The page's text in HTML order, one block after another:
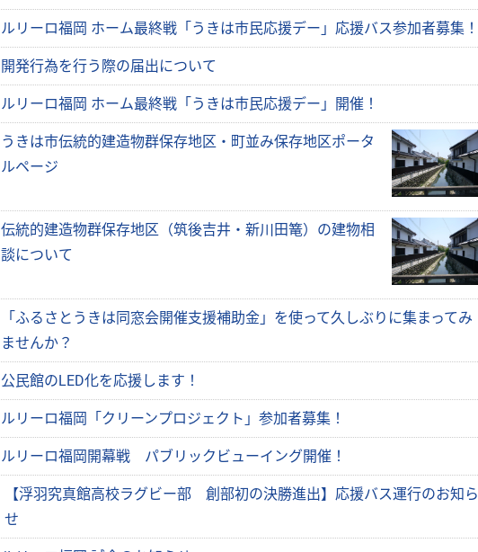
ルリーロ福岡 ホーム最終戦「うきは市民応援デー」応援バス参加者募集！
開発行為を行う際の届出について
ルリーロ福岡 ホーム最終戦「うきは市民応援デー」開催！
うきは市伝統的建造物群保存地区・町並み保存地区ポータ
ルページ
伝統的建造物群保存地区（筑後吉井・新川田篭）の建物相
談について
「ふるさとうきは同窓会開催支援補助金」を使って久しぶりに集まってみ
ませんか？
公民館のLED化を応援します！
ルリーロ福岡「クリーンプロジェクト」参加者募集！
ルリーロ福岡開幕戦 パブリックビューイング開催！
【浮羽究真館高校ラグビー部 創部初の決勝進出】応援バス運行のお知ら
せ